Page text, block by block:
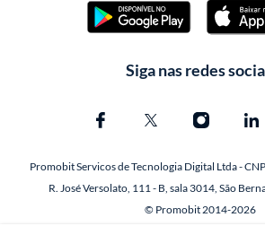
Siga nas redes
Promobit Servicos de Tecnologia Digital Ltda -
R. José Versolato, 111 - B, sala 3014, São
© Promobit 2014-2026